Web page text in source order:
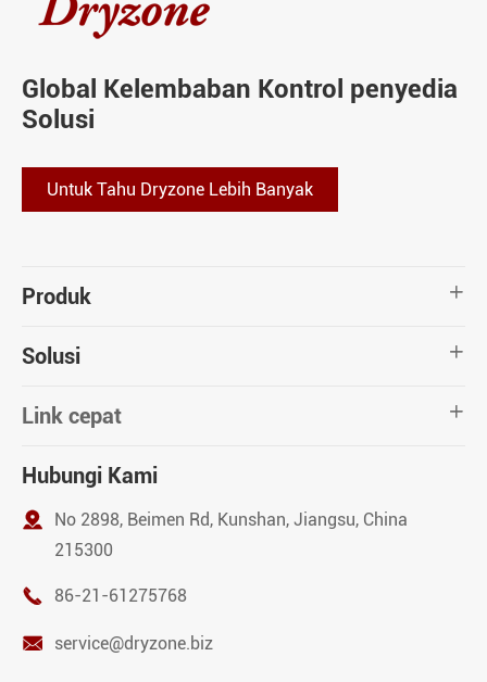
Global Kelembaban Kontrol penyedia
Solusi
Untuk Tahu Dryzone Lebih Banyak
Produk 
Solusi 
Link cepat 
Hubungi Kami

No 2898, Beimen Rd, Kunshan, Jiangsu, China
215300
 86-21-61275768
 service@dryzone.biz